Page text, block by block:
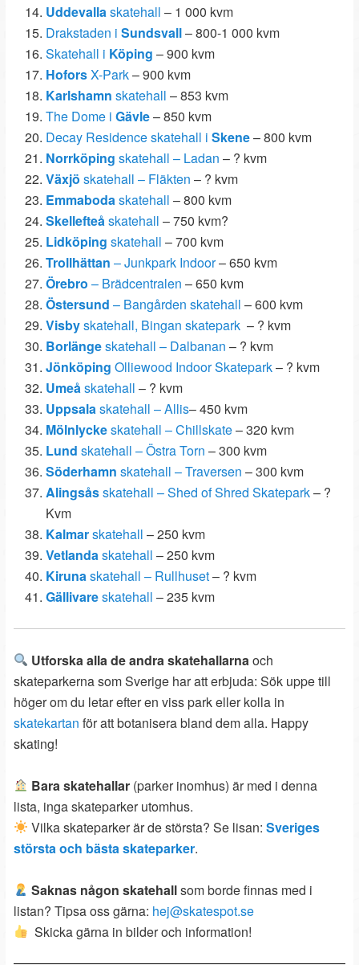
Uddevalla skatehall – 1 000 kvm
Drakstaden iSundsvall– 800-1 000 kvm
Skatehall i Köping – 900 kvm
HoforsX-Park– 900 kvm
Karlshamn skatehall – 853 kvm
The Dome iGävle– 850 kvm
Decay Residence skatehall iSkene– 800 kvm
Norrköpingskatehall – Ladan – ? kvm
Växjö skatehall – Fläkten – ? kvm
Emmaboda skatehall – 800 kvm
Skellefteå skatehall– 750 kvm?
Lidköping skatehall – 700 kvm
Trollhättan – Junkpark Indoor– 650 kvm
Örebro – Brädcentralen – 650 kvm
Östersund – Bangården skatehall – 600 kvm
Visbyskatehall, Bingan skatepark – ? kvm
Borlängeskatehall – Dalbanan – ? kvm
Jönköping Olliewood Indoor Skatepark– ? kvm
Umeå skatehall – ? kvm
Uppsala skatehall – Allis– 450 kvm
Mölnlyckeskatehall – Chillskate– 320 kvm
Lund skatehall – Östra Torn – 300 kvm
Söderhamn skatehall – Traversen – 300 kvm
Alingsåsskatehall – Shed of Shred Skatepark– ?
Kvm
Kalmarskatehall – 250 kvm
Vetlanda skatehall – 250 kvm
Kiruna skatehall – Rullhuset– ? kvm
Gällivareskatehall – 235 kvm
Utforska alla de andra skatehallarna och
skateparkerna som Sverige har att erbjuda: Sök uppe till
höger om du letar efter en viss park eller kolla in
skatekartan för att botanisera bland dem alla. Happy
skating!
Bara skatehallar (parker inomhus) är med i denna
lista, inga skateparker utomhus.
Vilka skateparker är de största? Se lisan:Sveriges
största och bästa skateparker.
Saknas någon skatehallsom borde finnas med i
listan? Tipsa oss gärna: hej@skatespot.se
Skicka gärna in bilder och information!